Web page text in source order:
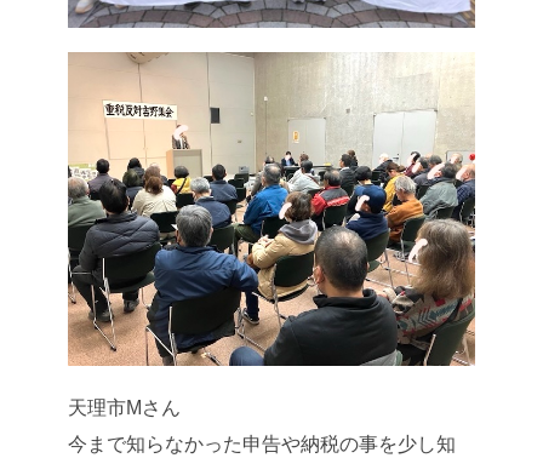
天理市Mさん
今まで知らなかった申告や納税の事を少し知